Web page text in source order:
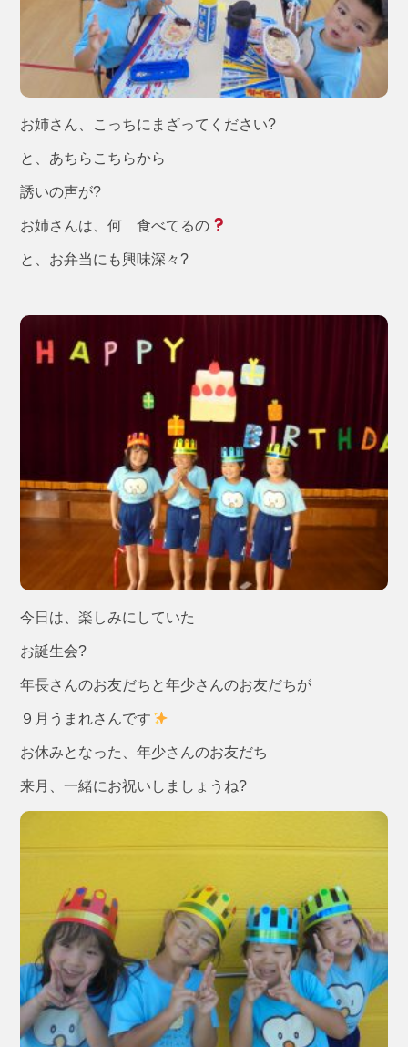
お姉さん、こっちにまざってください?
と、あちらこちらから
誘いの声が?
お姉さんは、何 食べてるの
と、お弁当にも興味深々?
今日は、楽しみにしていた
お誕生会?
年長さんのお友だちと年少さんのお友だちが
９月うまれさんです
お休みとなった、年少さんのお友だち
来月、一緒にお祝いしましょうね?